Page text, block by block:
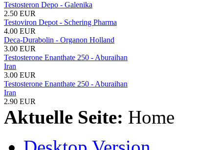
Testosteron Depo - Galenika
2.50 EUR
Testoviron Depot - Schering Pharma
4.00 EUR
Deca-Durabolin - Organon Holland
3.00 EUR
Testosterone Enanthate 250 - Aburaihan
Iran
3.00 EUR
Testosterone Enanthate 250 - Aburaihan
Iran
2.90 EUR
Aktuelle Seite: Home